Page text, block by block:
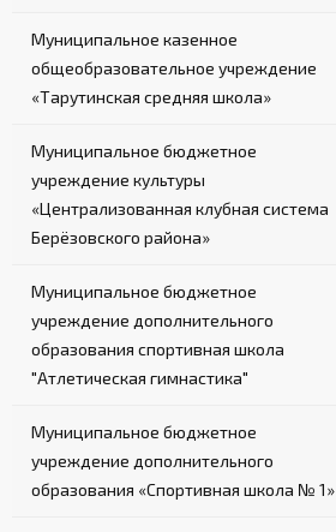
Муниципальное казенное
общеобразовательное учреждение
«Тарутинская средняя школа»
Муниципальное бюджетное
учреждение культуры
«Централизованная клубная система
Берёзовского района»
Муниципальное бюджетное
учреждение дополнительного
образования спортивная школа
"Атлетическая гимнастика"
Муниципальное бюджетное
учреждение дополнительного
образования «Спортивная школа № 1»